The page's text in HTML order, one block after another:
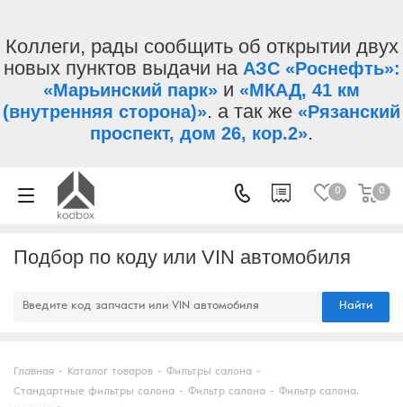
Коллеги, рады сообщить об открытии двух
новых пунктов выдачи на АЗС «Роснефть»:
«Марьинский парк» и «МКАД, 41 км
(внутренняя сторона)». а так же «Рязанский
проспект, дом 26, кор.2».
0 0
Подбор по коду или VIN автомобиля
Найти
Главная - Каталог товаров - Фильтры салона -
Стандартные фильтры салона - Фильтр салона - Фильтр салона,